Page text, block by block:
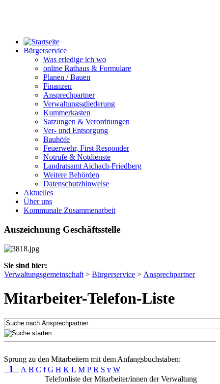
Bürgerservice
Was erledige ich wo
online Rathaus & Formulare
Planen / Bauen
Finanzen
Ansprechpartner
Verwaltungsgliederung
Kummerkasten
Satzungen & Verordnungen
Ver- und Entsorgung
Bauhöfe
Feuerwehr, First Responder
Notrufe & Notdienste
Landratsamt Aichach-Friedberg
Weitere Behörden
Datenschutzhinweise
Aktuelles
Über uns
Kommunale Zusammenarbeit
Auszeichnung Geschäftsstelle
Sie sind hier:
Verwaltungsgemeinschaft > Bürgerservice > Ansprechpartner
Mitarbeiter-Telefon-Liste
Sprung zu den Mitarbeitern mit dem Anfangsbuchstaben:
1 A B C f G H K L M P R S v W
Telefonliste der Mitarbeiter/innen der Verwaltung